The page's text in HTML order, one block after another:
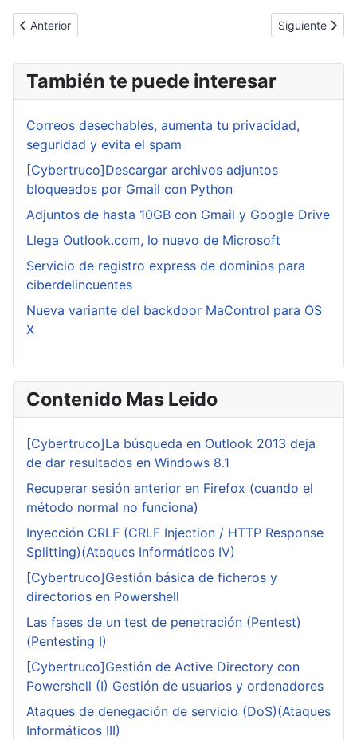
Artículo anterior: Samsung Software Update desactiva las
Anterior Artículo
Siguiente
También te puede interesar
Correos desechables, aumenta tu privacidad,
seguridad y evita el spam
[Cybertruco]Descargar archivos adjuntos
bloqueados por Gmail con Python
Adjuntos de hasta 10GB con Gmail y Google Drive
Llega Outlook.com, lo nuevo de Microsoft
Servicio de registro express de dominios para
ciberdelincuentes
Nueva variante del backdoor MaControl para OS
X
Contenido Mas Leido
[Cybertruco]La búsqueda en Outlook 2013 deja
de dar resultados en Windows 8.1
Recuperar sesión anterior en Firefox (cuando el
método normal no funciona)
Inyección CRLF (CRLF Injection / HTTP Response
Splitting)(Ataques Informáticos IV)
[Cybertruco]Gestión básica de ficheros y
directorios en Powershell
Las fases de un test de penetración (Pentest)
(Pentesting I)
[Cybertruco]Gestión de Active Directory con
Powershell (I) Gestión de usuarios y ordenadores
Ataques de denegación de servicio (DoS)(Ataques
Informáticos III)